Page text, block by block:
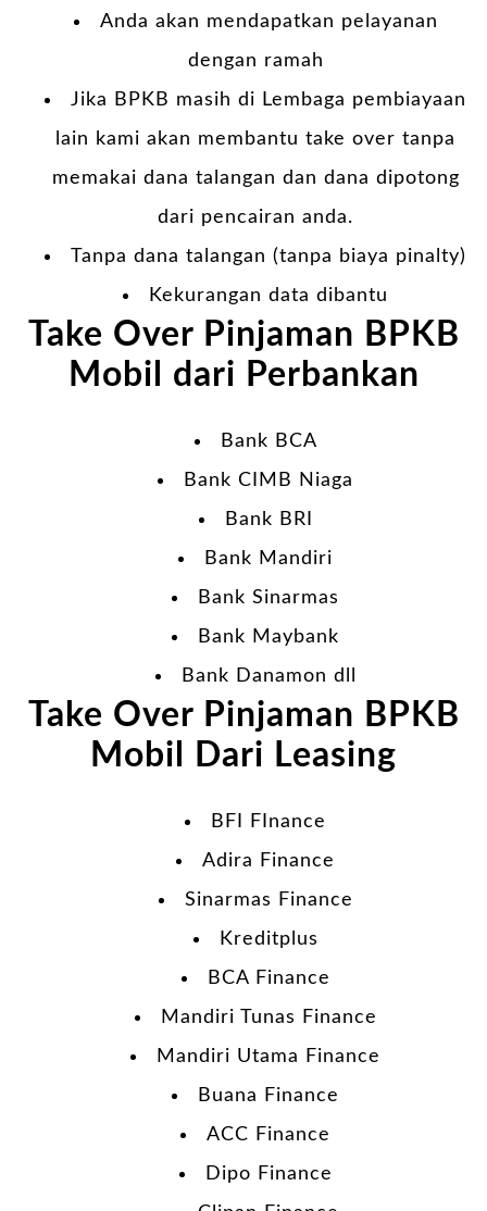
Anda akan mendapatkan pelayanan
dengan ramah
Jika BPKB masih di Lembaga pembiayaan
lain kami akan membantu take over tanpa
memakai dana talangan dan dana dipotong
dari pencairan anda.
Tanpa dana talangan (tanpa biaya pinalty)
Kekurangan data dibantu
Take Over Pinjaman BPKB
Mobil dari Perbankan
Bank BCA
Bank CIMB Niaga
Bank BRI
Bank Mandiri
Bank Sinarmas
Bank Maybank
Bank Danamon dll
Take Over Pinjaman BPKB
Mobil Dari Leasing
BFI FInance
Adira Finance
Sinarmas Finance
Kreditplus
BCA Finance
Mandiri Tunas Finance
Mandiri Utama Finance
Buana Finance
ACC Finance
Dipo Finance